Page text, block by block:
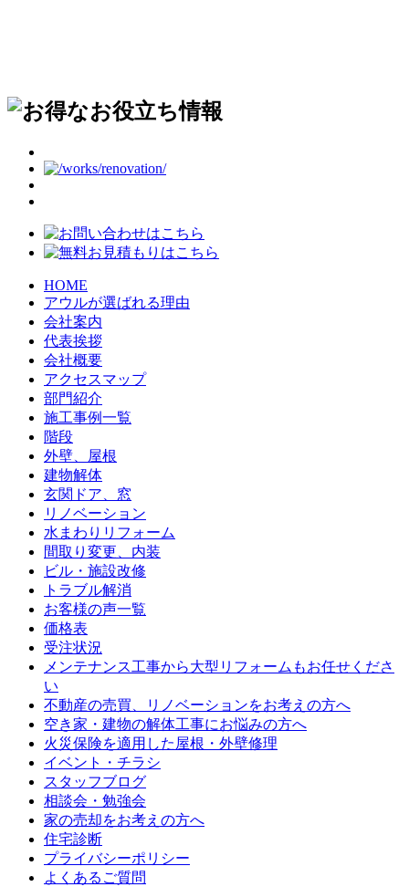
HOME
アウルが選ばれる理由
会社案内
代表挨拶
会社概要
アクセスマップ
部門紹介
施工事例一覧
階段
外壁、屋根
建物解体
玄関ドア、窓
リノベーション
水まわりリフォーム
間取り変更、内装
ビル・施設改修
トラブル解消
お客様の声一覧
価格表
受注状況
メンテナンス工事から大型リフォームもお任せくださ
い
不動産の売買、リノベーションをお考えの方へ
空き家・建物の解体工事にお悩みの方へ
火災保険を適用した屋根・外壁修理
イベント・チラシ
スタッフブログ
相談会・勉強会
家の売却をお考えの方へ
住宅診断
プライバシーポリシー
よくあるご質問